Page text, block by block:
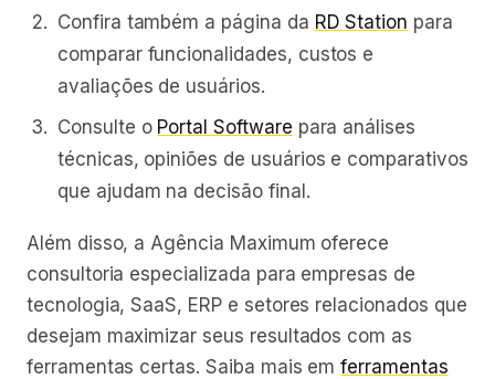
Confira também a página da RD Station para
comparar funcionalidades, custos e
avaliações de usuários.
Consulte o Portal Software para análises
técnicas, opiniões de usuários e comparativos
que ajudam na decisão final.
Além disso, a Agência Maximum oferece
consultoria especializada para empresas de
tecnologia, SaaS, ERP e setores relacionados que
desejam maximizar seus resultados com as
ferramentas certas. Saiba mais emferramentas